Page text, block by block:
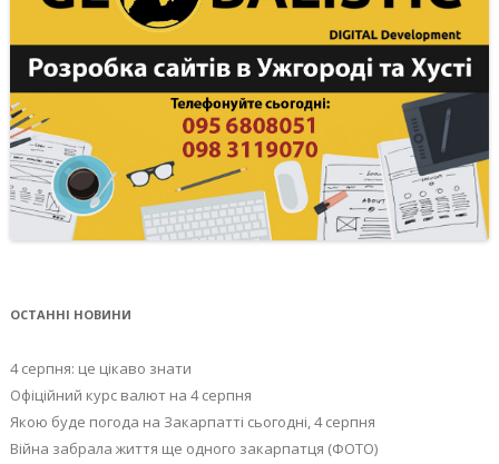
ОСТАННІ НОВИНИ
4 серпня: це цікаво знати
Офіційний курс валют на 4 серпня
Якою буде погода на Закарпатті сьогодні, 4 серпня
Війна забрала життя ще одного закарпатця (ФОТО)